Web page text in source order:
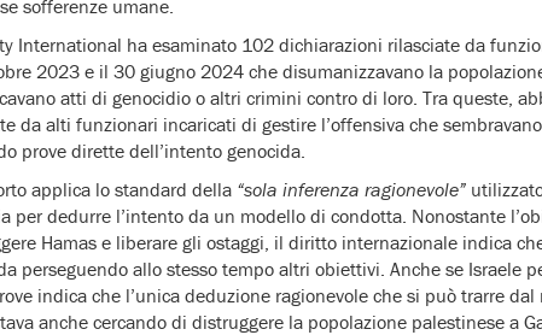
sofferenze umane.
International ha esaminato 102 dichiarazioni rilasciate da
2023 e il 30 giugno 2024 che disumanizzavano la
atti di genocidio o altri crimini contro di loro. Tra queste,
da alti funzionari incaricati di gestire l’offensiva che
prove dirette dell’intento genocida.
applica lo standard della “sola inferenza ragionevole”
per dedurre l’intento da un modello di condotta. Nonostante
Hamas e liberare gli ostaggi, il diritto internazionale indica
perseguendo allo stesso tempo altri obiettivi. Anche se Israele
indica che l’unica deduzione ragionevole che si può trarre
anche cercando di distruggere la popolazione palestinese a